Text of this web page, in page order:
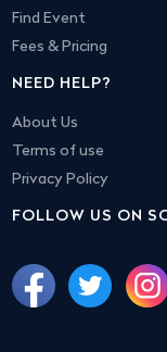
Find Event
Fees & Pricing
NEED HELP?
About Us
Terms of use
Privacy Policy
FOLLOW US ON